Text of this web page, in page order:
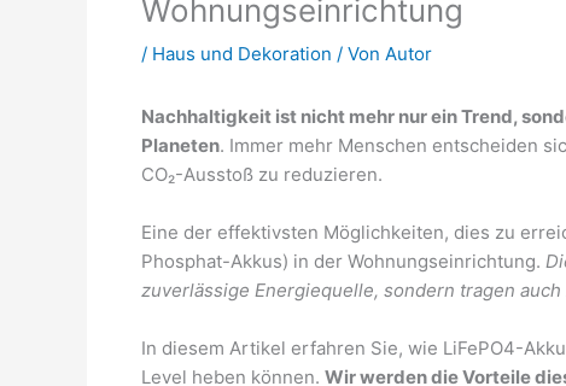
Wohnungseinrichtung
/ Haus und Dekoration / Von Autor
Nachhaltigkeit ist nicht mehr nur ein Trend,
Planeten. Immer mehr Menschen entscheiden
CO₂-Ausstoß zu reduzieren.
Eine der effektivsten Möglichkeiten, dies zu
Phosphat-Akkus) in der Wohnungseinrichtung.
zuverlässige Energiequelle, sondern tragen
In diesem Artikel erfahren Sie, wie LiFePO4-
Level heben können. Wir werden die Vorteile